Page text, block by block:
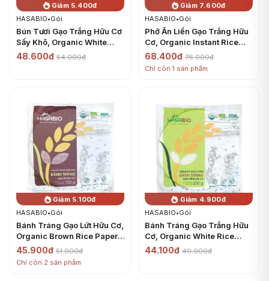
Giảm 5.400đ
HASABIO•Gói
Bún Tươi Gạo Trắng Hữu Cơ
Sấy Khô, Organic White
Rice Vermicelli (250g) -
48.600đ 54.000đ
Giảm 7.600đ
HASABIO•Gói
Phở Ăn Liền Gạo Trắng Hữu
Cơ, Organic Instant Rice
Noodles (400g) - HASABIO
68.400đ 76.000đ
Chỉ còn 1 sản phẩm
Giảm 5.100đ
HASABIO•Gói
Bánh Tráng Gạo Lứt Hữu Cơ,
Organic Brown Rice Paper,
22 cm (200g) - HASABIO
45.900đ 51.000đ
Chỉ còn 2 sản phẩm
Giảm 4.900đ
HASABIO•Gói
Bánh Tráng Gạo Trắng Hữu
Cơ, Organic White Rice
Paper, 22cm (200g) -
44.100đ 49.000đ